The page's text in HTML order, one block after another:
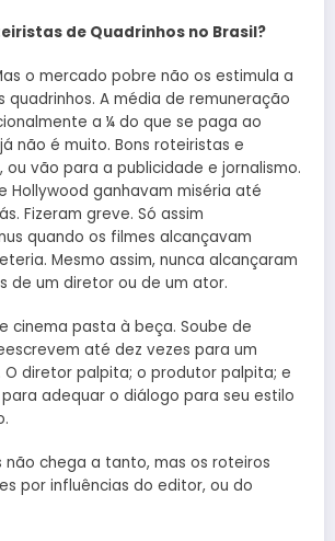
de Quadrinhos no Brasil?
o mercado pobre não os estimula a
quadrinhos. A média de remuneração
a ¼ do que se paga ao
não é muito. Bons roteiristas e
vão para a publicidade e jornalismo.
Hollywood ganhavam miséria até
Fizeram greve. Só assim
quando os filmes alcançavam
Mesmo assim, nunca alcançaram
de um diretor ou de um ator.
cinema pasta à beça. Soube de
até dez vezes para um
diretor palpita; o produtor palpita; e
adequar o diálogo para seu estilo
não chega a tanto, mas os roteiros
por influências do editor, ou do